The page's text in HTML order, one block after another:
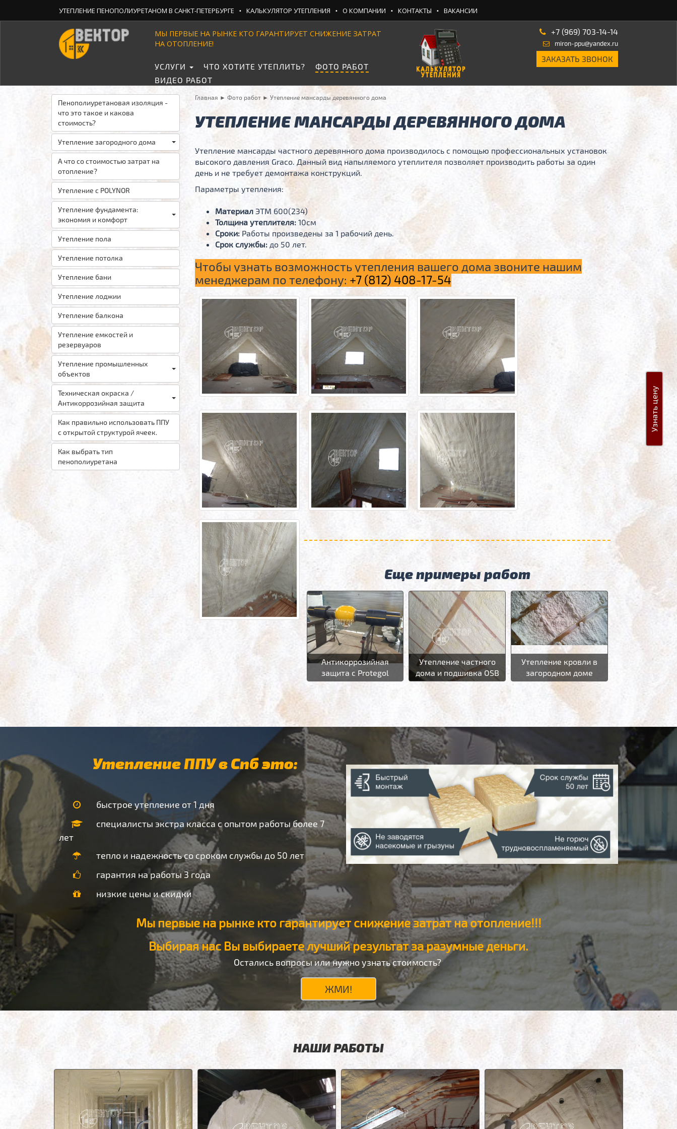
УТЕПЛЕНИЕ ПЕНОПОЛИУРЕТАНОМ В САНКТ-ПЕТЕРБУРГЕ • КАЛЬКУЛЯТОР УТЕПЛЕНИЯ • О КОМПАНИИ • КОНТАКТЫ • ВАКАНСИИ
МЫ ПЕРВЫЕ НА РЫНКЕ КТО ГАРАНТИРУЕТ СНИЖЕНИЕ ЗАТРАТ
НА ОТОПЛЕНИЕ!
УСЛУГИ ЧТО ХОТИТЕ УТЕПЛИТЬ?
ФОТО РАБОТ
ВИДЕО РАБОТ
+7 (969) 703-14-14
miron-ppu@yandex.ru
ЗАКАЗАТЬ ЗВОНОК
Пенополиуретановая изоляция -
что это такое и какова
стоимость?
Утепление загородного дома
А что со стоимостью затрат на
отопление?
Утепление с POLYNOR
Утепление фундамента:
экономия и комфорт
Утепление пола
Утепление потолка
Утепление бани
Утепление лоджии
Утепление балкона
Утепление емкостей и
резервуаров
Утепление промышленных
объектов
Техническая окраска /
Антикоррозийная защита
Как правильно использовать ППУ
с открытой структурой ячеек.
Как выбрать тип
пенополиуретана
Главная ► Фото работ ► Утепление мансарды деревянного дома
УТЕПЛЕНИЕ МАНСАРДЫ ДЕРЕВЯННОГО ДОМА
Утепление мансарды частного деревянного дома производилось с помощью профессиональных установок
высокого давления Graco. Данный вид напыляемого утеплителя позволяет производить работы за один
день и не требует демонтажа конструкций.
Параметры утепления:
Материал ЭТМ 600(234)
Толщина утеплителя: 10см
Сроки: Работы произведены за 1 рабочий день.
Срок службы: до 50 лет.
Чтобы узнать возможность утепления вашего дома звоните нашим
менеджерам по телефону: +7 (812) 408-17-54
Еще примеры работ
Антикоррозийная
защита с Protegol
Утепление частного
дома и подшивка OSB
Утепление кровли в
загородном доме
Утепление ППУ в Спб это:
быстрое утепление от 1 дня
специалисты экстра класса с опытом работы более 7
лет
тепло и надежность со сроком службы до 50 лет
гарантия на работы 3 года
низкие цены и скидки
Мы первые на рынке кто гарантирует снижение затрат на отопление!!!
Выбирая нас Вы выбираете лучший результат за разумные деньги.
Остались вопросы или нужно узнать стоимость?
ЖМИ!
НАШИ РАБОТЫ
Узнать цену